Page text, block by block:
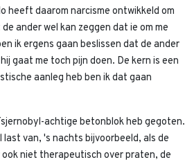
heeft daarom narcisme ontwikkeld om
ander wel kan zeggen dat ie om me
ik ergens gaan beslissen dat de ander
gaat me toch pijn doen. De kern is een
aanleg heb ben ik dat gaan
achtige betonblok heb gegoten.
van, 's nachts bijvoorbeeld, als de
niet therapeutisch over praten, de